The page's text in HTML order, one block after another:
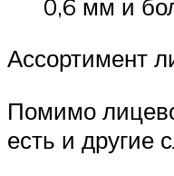
0,6 мм и
Ассортимент
Помимо
есть и другие